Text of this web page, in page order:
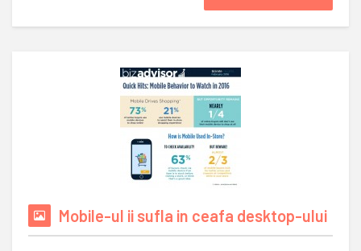
Mobile-ul ii sufla in ceafa desktop-ului